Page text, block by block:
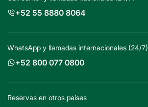
+52 55 8880 8064
WhatsApp y llamadas internacionales (24/7)
+52 800 077 0800
Reservas en otros países